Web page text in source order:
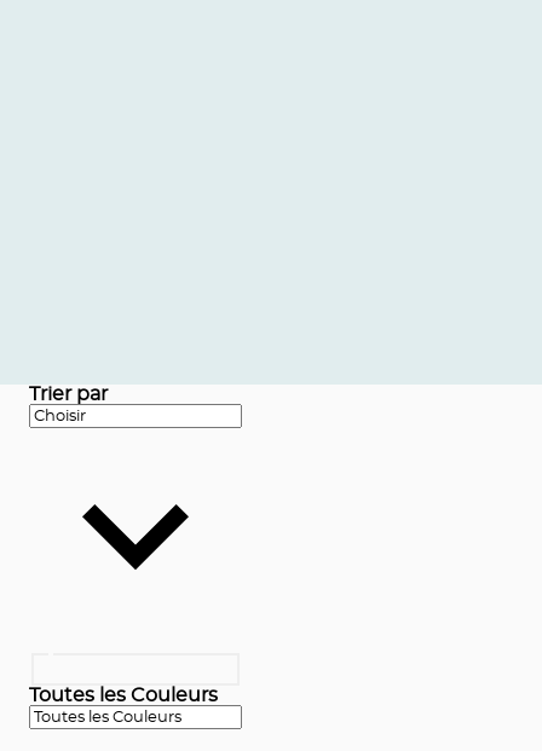
Trier par
Toutes les Couleurs